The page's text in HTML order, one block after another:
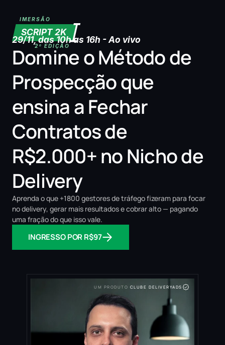
IMERSÃO
2º EDIÇÃO
SCRIPT 2K
29/11, das 10h as 16h - Ao vivo
Domine o Método de
Prospecção que
ensina a Fechar
Contratos de
R$2.000+ no Nicho de
Delivery
Aprenda o que +1800 gestores de tráfego fizeram para focar
no delivery, gerar mais resultados e cobrar alto — pagando
uma fração do que isso vale.
INGRESSO POR R$97
UM PRODUTO CLUBE DELIVERYADS